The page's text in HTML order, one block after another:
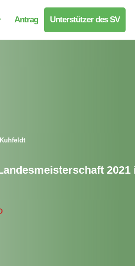
Antrag Unterstützer des SV
2021